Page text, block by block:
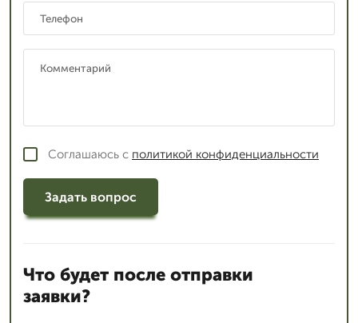
Соглашаюсь с политикой конфиденциальности
Задать вопрос
Что будет после отправки
заявки?